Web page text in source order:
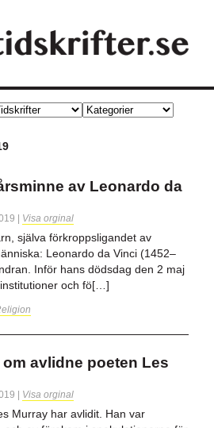
av Leonardo da
| Visa orginal
själva förkroppsligandet av
Leonardo da Vinci (1452–
Inför hans dödsdag den 2 maj
och fö[…]
avlidne poeten Les
Visa orginal
Murray har avlidit. Han var